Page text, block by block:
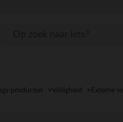
producten Veiligheid Externe